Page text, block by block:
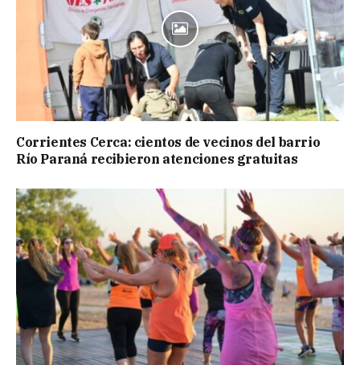
Corrientes Cerca: cientos de vecinos del barrio
Río Paraná recibieron atenciones gratuitas